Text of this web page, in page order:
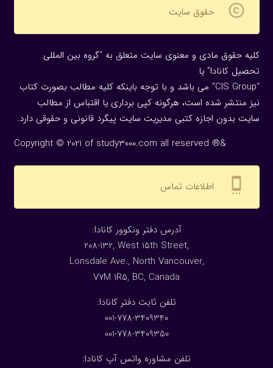
copyright حقوق سایت
کلیه حقوق مادی و معنوی سایت متعلق به “گروه بین المللی
تحصیل کانادا” یا
“CIS Group” می باشد و با توجه باینکه کلیه مطالب بصورت کتاب
نیز منتشر شده است، هرگونه كپی برداری یا اقتباس از مطالب
سایت بدون اجازه كتبی مدیریت سایت پیگرد قانونی و حقوقی دارد.
Copyright © 2021 of study3000.com all reserved ®&
settings_cell اطلاعات تماس
:آدرس دفتر ونکوور کانادا
208-132, West 15th Street,
Lonsdale Ave., North Vancouver,
V7M 1R5, BC, Canada
:تلفن ثابت دفتر کانادا
001-778-3409340
001-778-3409350
تلفن مشاوره واتس آپ کانادا: